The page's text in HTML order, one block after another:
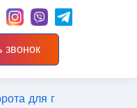
звонок
для гаража Trend